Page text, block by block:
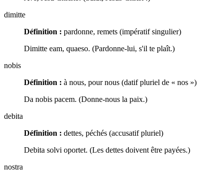
dimitte
Définition : pardonne, remets (impératif singulier)
Dimitte eam, quaeso. (Pardonne-lui, s'il te plaît.)
nobis
Définition : à nous, pour nous (datif pluriel de « nos »)
Da nobis pacem. (Donne-nous la paix.)
debita
Définition : dettes, péchés (accusatif pluriel)
Debita solvi oportet. (Les dettes doivent être payées.)
nostra